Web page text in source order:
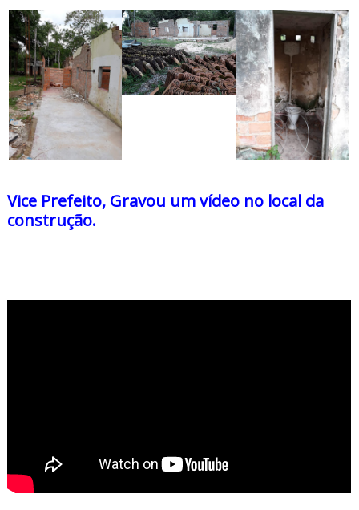
Vice Prefeito, Gravou um vídeo no local da
construção.